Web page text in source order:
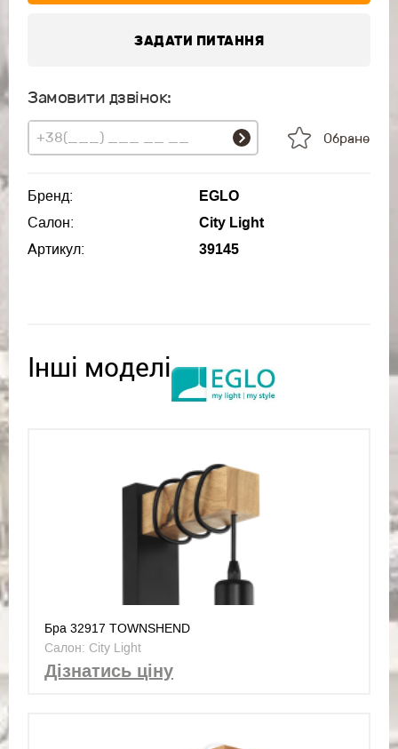
ЗАДАТИ ПИТАННЯ
Замовити дзвінок:
Обране
Бренд:
EGLO
Салон:
City Light
Артикул:
39145
Інші моделі
Бра 32917 TOWNSHEND
Салон: City Light
Дізнатись ціну